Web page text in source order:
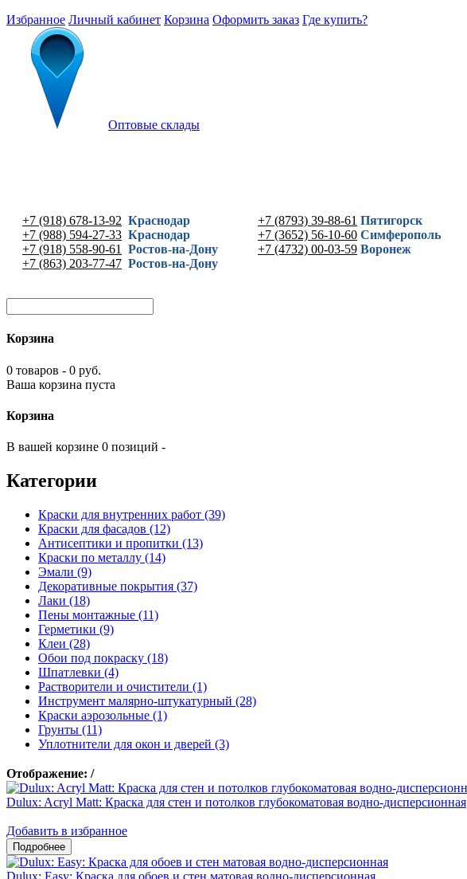
Избранное Личный кабинет Корзина Оформить заказ Где купить?
Оптовые склады
+7 (918) 678-13-92 Краснодар
+7 (988) 594-27-33 Краснодар
+7 (918) 558-90-61
Ростов-на-Дону
+7 (863) 203-77-47 Ростов-на-Дону
+7 (8793) 39-88-61 Пятигорск
+7 (3652) 56-10-60 Симферополь
+7 (4732) 00-03-59 Воронеж
Корзина
0 товаров - 0 руб.
Ваша корзина пуста
Корзина
В вашей корзине 0 позиций -
Категории
Краски для внутренних работ (39)
Краски для фасадов (12)
Антисептики и пропитки (13)
Краски по металлу (14)
Эмали (9)
Декоративные покрытия (37)
Лаки (18)
Пены монтажные (11)
Герметики (9)
Клеи (28)
Обои под покраску (18)
Шпатлевки (4)
Растворители и очистители (1)
Инструмент малярно-штукатурный (28)
Краски аэрозольные (1)
Грунты (11)
Уплотнители для окон и дверей (3)
Отображение: /
Dulux: Acryl Matt: Краска для стен и потолков глубокоматовая водно-дисперсионная
Добавить в избранное
Dulux: Easy: Краска для обоев и стен матовая водно-дисперсионная